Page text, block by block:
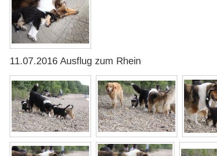
11.07.2016 Ausflug zum Rhein